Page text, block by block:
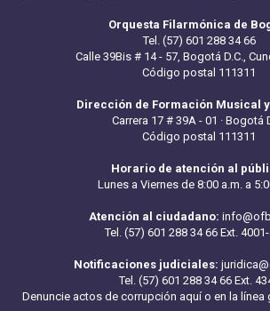
Orquesta Filarmónica de
Tel. (57) 601 288 34 66
Calle 39Bis # 14 - 57, Bogotá D.C.,
Código postal 111311
Dirección de Formación Musical
Carrera 17 # 39A - 01 · Bogotá
Código postal 111311
Horario de atención al
Lunes a Viernes de 8:00 a.m. a
Atención al ciudadano:
Tel. (57) 601 288 34 66 Ext.
Notificaciones judiciales:
Tel. (57) 601 288 34 66 Ext.
Denuncie actos de corrupción aquí o en la línea